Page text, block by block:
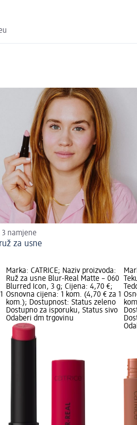
3 namjene
za usne
Marka: CATRICE; Naziv proizvoda:
Ruž za usne Blur-Real Matte – 060
Blurred Icon, 3 g; Cijena: 4,70 €;
Osnovna cijena: 1 kom. (4,70 € za 1
kom.); Dostupnost: Status zeleno
Dostupno za isporuku, Status sivo
Odaberi dm trgovinu